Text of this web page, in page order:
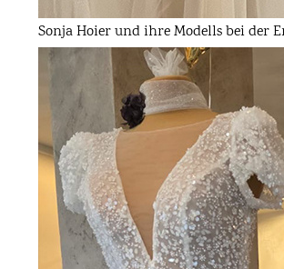
Sonja Hoier und ihre Modells bei der